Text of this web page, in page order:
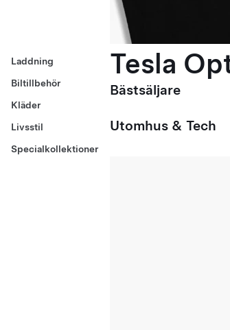
Laddning
Biltillbehör
Kläder
Livsstil
Specialkollektioner
Tesla
Bästsäljare
Utomhus & Tech